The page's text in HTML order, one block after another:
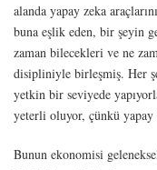
alanda yapay zeka
buna eşlik eden, bir şeyin
zaman bilecekleri ve ne
disipliniyle birleşmiş. Her
yetkin bir seviyede
yeterli oluyor, çünkü yapay
Bunun ekonomisi